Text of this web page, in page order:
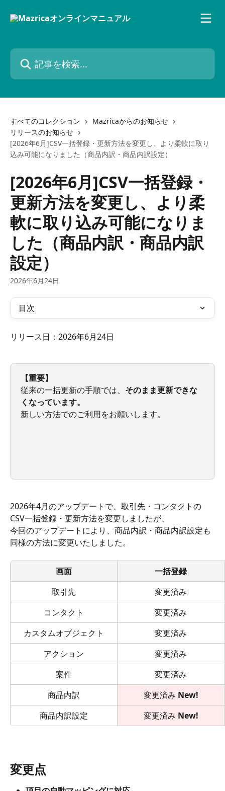
記事を検索...
すべてのコレクション
Mazricaからのお知らせ
リリースのお知らせ
[2026年6月]CSV一括登録・更新方法を変更し、より柔軟に取り
込み可能になりました（商品内訳・商品内訳設定）
[2026年6月]CSV一括登録・
更新方法を変更し、より柔
軟に取り込み可能になりま
した（商品内訳・商品内訳
設定）
2026年6月24日
目次
リリース日：2026年6月24日
【重要】
従来の一括更新の手順では、 そのまま更新できな
くなっています。
新しい方法でのご利用をお願いします。
2026年4月のアップデートで、取引先・コンタクトの
CSV一括登録・更新方法を変更しましたが、
今回のアップデートにより、商品内訳・商品内訳設定も
同様の方法に変更いたしました。
画面
一括登録
取引先
変更済み
コンタクト
変更済み
カスタムオブジェクト
変更済み
アクション
変更済み
案件
変更済み
商品内訳
変更済み New!
商品内訳設定
変更済み New!
変更点